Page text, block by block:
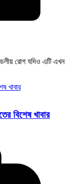
রোগ যদিও এটি এখন
বিশেষ খাবার